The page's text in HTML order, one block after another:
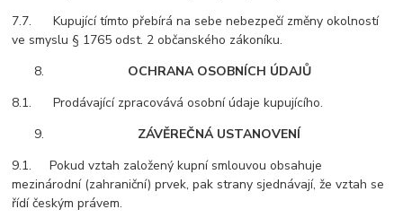
7.7. Kupující tímto přebírá na sebe nebezpečí změny okolností
ve smyslu § 1765 odst. 2 občanského zákoníku.
OCHRANA OSOBNÍCH ÚDAJŮ
8.1. Prodávající zpracovává osobní údaje kupujícího.
ZÁVĚREČNÁ USTANOVENÍ
9.1. Pokud vztah založený kupní smlouvou obsahuje
mezinárodní (zahraniční) prvek, pak strany sjednávají, že vztah se
řídí českým právem.